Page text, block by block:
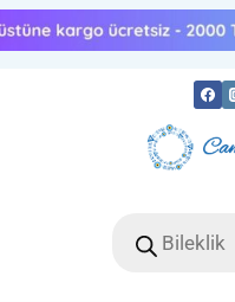
Skip
to
search